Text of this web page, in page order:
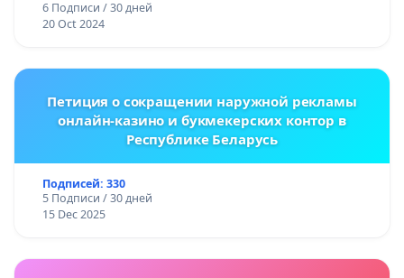
6 Подписи / 30 дней
20 Oct 2024
Петиция о сокращении наружной рекламы
онлайн-казино и букмекерских контор в
Республике Беларусь
Подписей: 330
5 Подписи / 30 дней
15 Dec 2025